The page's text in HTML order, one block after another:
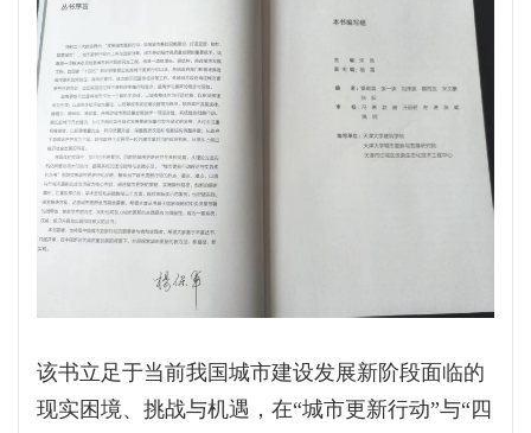
该书立足于当前我国城市建设发展新阶段面临的
现实困境、挑战与机遇，在“城市更新行动”与“四